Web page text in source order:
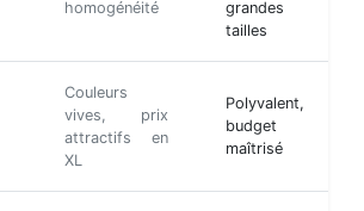
homogénéité
grandes
tailles
Couleurs
vives, prix
attractifs en
XL
Polyvalent,
budget
maîtrisé